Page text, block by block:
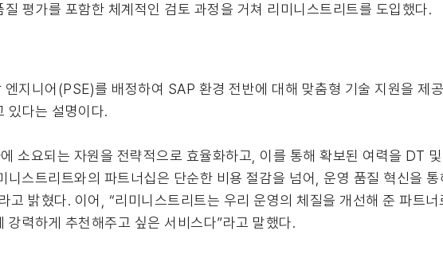
평가를 포함한 체계적인 검토 과정을 거쳐 리미니스트리트를 도입했다.
지니어(PSE)를 배정하여 SAP 환경 전반에 대해 맞춤형 기술 지원을 제
있다는 설명이다.
소요되는 자원을 전략적으로 효율화하고, 이를 통해 확보된 여력을 DT
스트리트와의 파트너십은 단순한 비용 절감을 넘어, 운영 품질 혁신을 통
고 밝혔다. 이어, “리미니스트리트는 우리 운영의 체질을 개선해 준 파트
력하게 추천해주고 싶은 서비스다”라고 말했다.